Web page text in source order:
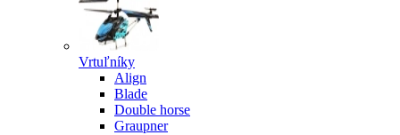
Vrtuľníky
Align
Blade
Double horse
Graupner